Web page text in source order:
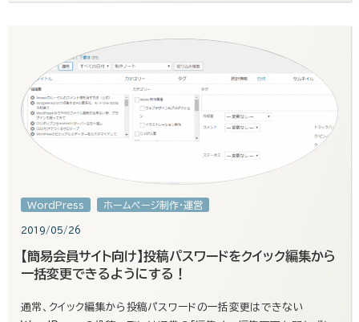
WordPress ホームページ制作・運営
2019/05/26
【簡易会員サイト向け】投稿パスワードをクイック編集から
一括変更できるようにする！
通常、クイック編集から投稿パスワードの一括変更はできない